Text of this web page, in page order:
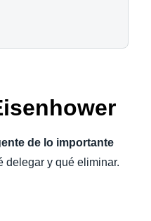
de lo importante
delegar y qué eliminar.